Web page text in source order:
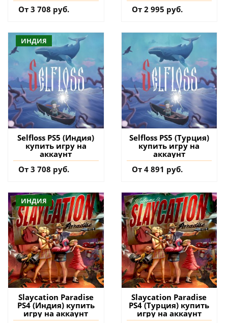
От 3 708 руб.
От 2 995 руб.
ИНДИЯ
Selfloss PS5 (Индия)
купить игру на
аккаунт
От 3 708 руб.
Selfloss PS5 (Турция)
купить игру на
аккаунт
От 4 891 руб.
ИНДИЯ
Slaycation Paradise
PS4 (Индия) купить
игру на аккаунт
Slaycation Paradise
PS4 (Турция) купить
игру на аккаунт